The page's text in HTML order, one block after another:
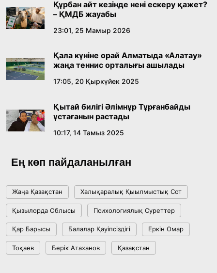
Құрбан айт кезінде нені ескеру қажет?
– ҚМДБ жауабы
23:01, 25 Мамыр 2026
Қала күніне орай Алматыда «Алатау»
жаңа теннис орталығы ашылады
17:05, 20 Қыркүйек 2025
Қытай билігі Әлімнұр Тұрғанбайды
ұстағанын растады
10:17, 14 Тамыз 2025
Ең көп пайдаланылған
Жаңа Қазақстан Халықаралық Қыылмыстық Сот
Қызылорда Облысы Психологиялық Суреттер
Қар Барысы Балалар Қауіпсіздігі Еркін Омар
Тоқаев Берік Атаханов Қазақстан